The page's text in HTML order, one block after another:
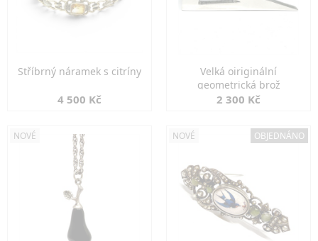
Stříbrný náramek s citríny
4 500 Kč
Velká oiriginální
geometrická brož
2 300 Kč
NOVÉ NOVÉ OBJEDNÁNO